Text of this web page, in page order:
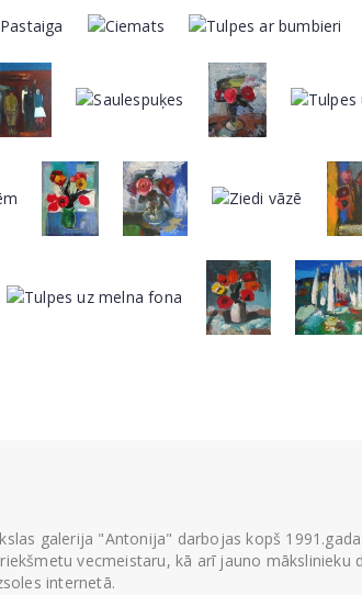
galerija "Antonija" darbojas kopš
vecmeistaru, kā arī jauno
internetā.